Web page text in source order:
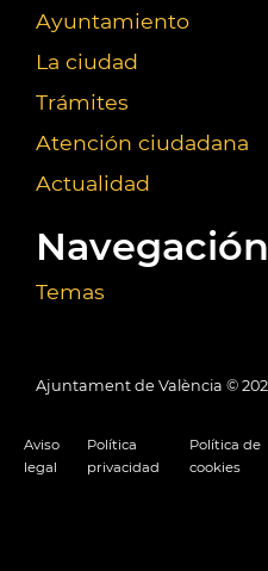
Ayuntamiento
La ciudad
Trámites
Atención ciudadana
Actualidad
Temas
Ajuntament de València ©
Aviso
legal
Política
privacidad
Política de
cookies